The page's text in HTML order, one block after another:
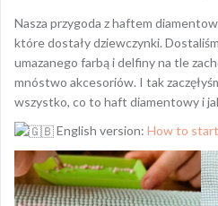
Nasza przygoda z haftem
które dostały dziewczynki.
umazanego farbą i delfiny na tle
mnóstwo akcesoriów. I tak
wszystko, co to haft diamentowy i
English version: How to